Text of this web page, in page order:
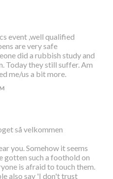
event ,well qualified
are very safe
did a rubbish study and
Today they still suffer. Am
me/us a bit more.
så velkommen
you. Somehow it seems
gotten such a foothold on
is afraid to touch them.
also say 'I don't trust